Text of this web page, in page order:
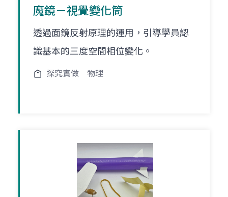
魔鏡－視覺變化筒
透過面鏡反射原理的運用，引導學員認
識基本的三度空間相位變化。
探究實做 物理